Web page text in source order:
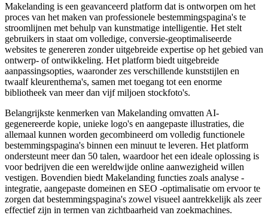
Makelanding is een geavanceerd platform dat is ontworpen om het
proces van het maken van professionele bestemmingspagina's te
stroomlijnen met behulp van kunstmatige intelligentie. Het stelt
gebruikers in staat om volledige, conversie-geoptimaliseerde
websites te genereren zonder uitgebreide expertise op het gebied van
ontwerp- of ontwikkeling. Het platform biedt uitgebreide
aanpassingsopties, waaronder zes verschillende kunststijlen en
twaalf kleurenthema's, samen met toegang tot een enorme
bibliotheek van meer dan vijf miljoen stockfoto's.
Belangrijkste kenmerken van Makelanding omvatten AI-
gegenereerde kopie, unieke logo's en aangepaste illustraties, die
allemaal kunnen worden gecombineerd om volledig functionele
bestemmingspagina's binnen een minuut te leveren. Het platform
ondersteunt meer dan 50 talen, waardoor het een ideale oplossing is
voor bedrijven die een wereldwijde online aanwezigheid willen
vestigen. Bovendien biedt Makelanding functies zoals analyse -
integratie, aangepaste domeinen en SEO -optimalisatie om ervoor te
zorgen dat bestemmingspagina's zowel visueel aantrekkelijk als zeer
effectief zijn in termen van zichtbaarheid van zoekmachines.